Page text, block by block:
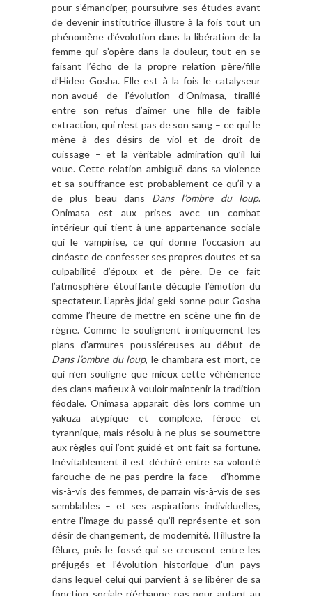
pour s’émanciper, poursuivre ses études avant
de devenir institutrice illustre à la fois tout un
phénomène d’évolution dans la libération de la
femme qui s’opère dans la douleur, tout en se
faisant l’écho de la propre relation père/fille
d’Hideo Gosha. Elle est à la fois le catalyseur
non-avoué de l’évolution d’Onimasa, tiraillé
entre son refus d’aimer une fille de faible
extraction, qui n’est pas de son sang – ce qui le
mène à des désirs de viol et de droit de
cuissage – et la véritable admiration qu’il lui
voue. Cette relation ambiguë dans sa violence
et sa souffrance est probablement ce qu’il y a
de plus beau dans Dans l’ombre du loup.
Onimasa est aux prises avec un combat
intérieur qui tient à une appartenance sociale
qui le vampirise, ce qui donne l’occasion au
cinéaste de confesser ses propres doutes et sa
culpabilité d’époux et de père. De ce fait
l’atmosphère étouffante décuple l’émotion du
spectateur. L’après jidai-geki sonne pour Gosha
comme l’heure de mettre en scène une fin de
règne. Comme le soulignent ironiquement les
plans d’armures poussiéreuses au début de
Dans l’ombre du loup, le chambara est mort, ce
qui n’en souligne que mieux cette véhémence
des clans mafieux à vouloir maintenir la tradition
féodale. Onimasa apparaît dès lors comme un
yakuza atypique et complexe, féroce et
tyrannique, mais résolu à ne plus se soumettre
aux règles qui l’ont guidé et ont fait sa fortune.
Inévitablement il est déchiré entre sa volonté
farouche de ne pas perdre la face – d’homme
vis-à-vis des femmes, de parrain vis-à-vis de ses
semblables – et ses aspirations individuelles,
entre l’image du passé qu’il représente et son
désir de changement, de modernité. Il illustre la
fêlure, puis le fossé qui se creusent entre les
préjugés et l’évolution historique d’un pays
dans lequel celui qui parvient à se libérer de sa
fonction sociale n’échappe pas pour autant au